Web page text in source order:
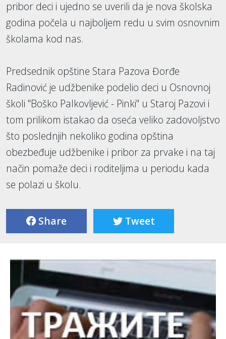
pribor deci i ujedno se uverili da je nova školska
godina počela u najboljem redu u svim osnovnim
školama kod nas.
Predsednik opštine Stara Pazova Đorđe
Radinović je udžbenike podelio deci u Osnovnoj
školi "Boško Palkovljević - Pinki" u Staroj Pazovi i
tom prilikom istakao da oseća veliko zadovoljstvo
što poslednjih nekoliko godina opština
obezbeđuje udžbenike i pribor za prvake i na taj
način pomaže deci i roditeljima u periodu kada
se polazi u školu.
Share Tweet